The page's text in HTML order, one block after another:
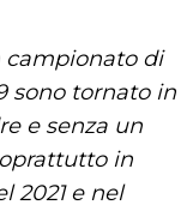
campionato di
sono tornato in
e senza un
in
2021 e nel